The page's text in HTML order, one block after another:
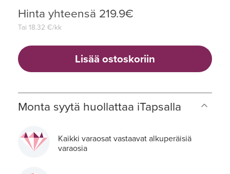
Hinta yhteensä 219.9€
Tai 18.32 €/kk
Lisää ostoskoriin
Monta syytä huollattaa iTapsalla
Kaikki varaosat vastaavat alkuperäisiä
varaosia